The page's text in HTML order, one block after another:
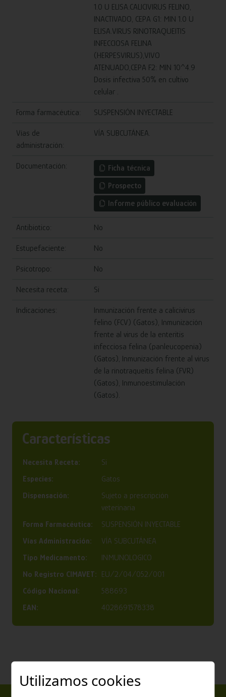
1.0 U ELISA.CALICIVIRUS FELINO,
INACTIVADO, CEPA G1: MIN 1.0 U
ELISA.VIRUS RINOTRAQUEITIS
INFECCIOSA FELINA
(HERPESVIRUS),VIVO
ATENUADO,CEPA F2: MIN 10^4.9
Dosis infectiva 50% en cultivo
celular .
Forma farmacéutica: SUSPENSIÓN INYECTABLE
Vías de
administración:
VÍA SUBCUTÁNEA.
Documentación:
Ficha técnica
Prospecto
Informe público evaluación
Antibiotico: No
Estupefaciente: No
Psicotropo: No
Necesita receta: Si
Indicaciones:
Inmunización frente a calicivirus
felino (FCV) (Gatos), Inmunización
frente al virus de la enteritis
infecciosa felina (panleucopenia)
(Gatos), Inmunización frente al virus
de la rinotraqueítis felina (FVR)
(Gatos), Inmunoestimulación
(Gatos).
Características
Necesita Receta:
Si
Especies:
Gatos
Dispensación:
Sujeto a prescripción
veterinaria
Forma Farmacéutica:
SUSPENSIÓN INYECTABLE
Vías Administración:
VÍA SUBCUTÁNEA
Tipo Medicamento:
INMUNOLOGICO
Nº Registro CIMAVET:
EU/2/04/052/001
Código Nacional:
588693
EAN:
4028691578338
Utilizamos cookies